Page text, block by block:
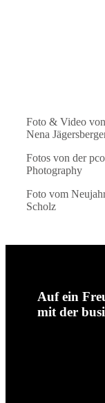
Foto & Video
Nena
Fotos von der
Photography
Foto vom
Scholz
Auf ein
mit der